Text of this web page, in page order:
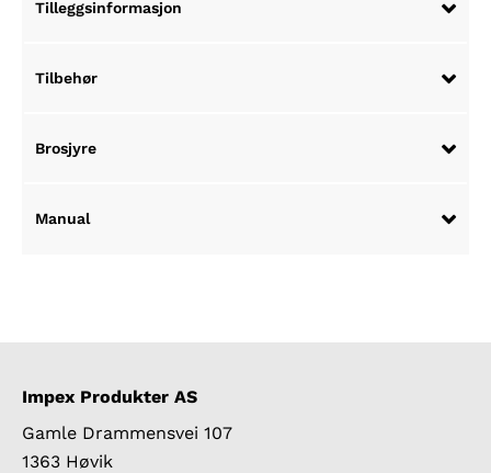
Tilleggsinformasjon
Tilbehør
Brosjyre
Manual
Impex Produkter AS
Gamle Drammensvei 107
1363 Høvik